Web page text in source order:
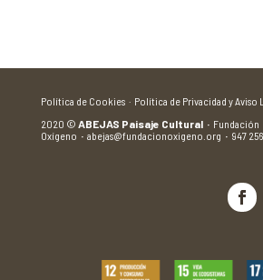
Política de Cookies · Política de Privacidad y Aviso
2020 © ABEJAS Paisaje Cultural · Fundación
Oxígeno · abejas@fundacionoxigeno.org · 947